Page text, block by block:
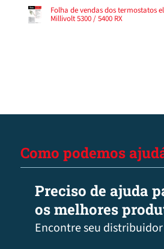
Folha de vendas dos termostatos
Millivolt 5300 / 5400 RX
Como podemos
Preciso de ajuda
os melhores
Encontre seu